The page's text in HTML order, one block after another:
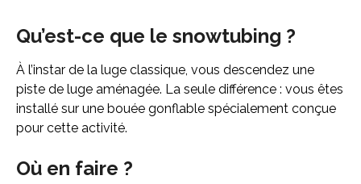
Qu’est-ce que le snowtubing ?
À l’instar de la luge classique, vous descendez une
piste de luge aménagée. La seule différence : vous êtes
installé sur une bouée gonflable spécialement conçue
pour cette activité.
Où en faire ?